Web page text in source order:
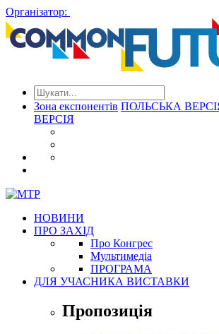
Організатор:
Зона експонентів ПОЛЬСЬКА
ВЕРСІЯ
НОВИНИ
ПРО ЗАХІД
Про Конгрес
Mультимедіа
ПРОГРАМА
ДЛЯ УЧАСНИКА ВИСТАВКИ
Пропозиція